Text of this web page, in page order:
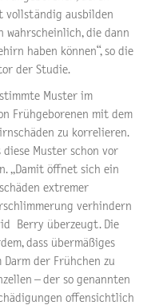
vollständig ausbilden
wahrscheinlich, die dann
haben können“, so die
der Studie.
Muster im
Frühgeborenen mit dem
zu korrelieren.
diese Muster schon vor
„Damit öffnet sich ein
extremer
verhindern
Berry überzeugt. Die
dass übermäßiges
Darm der Frühchen zu
– der so genannten
offensichtlich